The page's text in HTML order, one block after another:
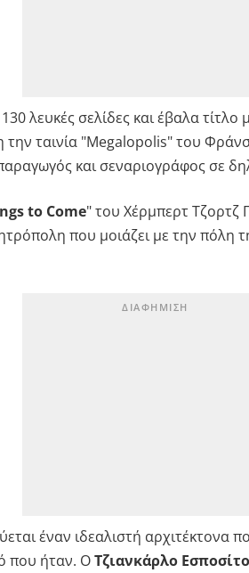
λευκές σελίδες και έβαλα τίτλο
την ταινία "Megalopolis" του
και σεναριογράφος σε
to Come" του Xέρμπερτ Τζορτζ
που μοιάζει με την πόλη
έναν ιδεαλιστή αρχιτέκτονα
που ήταν. ΟΤζιανκάρλο Εσποσίτο